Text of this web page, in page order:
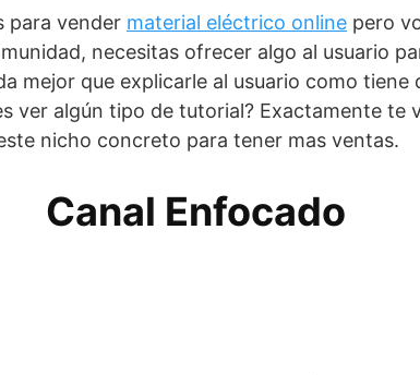
para vender material eléctrico online pero
necesitas ofrecer algo al usuario
mejor que explicarle al usuario como
ver algún tipo de tutorial? Exactamente te
nicho concreto para tener mas ventas.
Canal Enfocado